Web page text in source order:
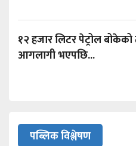
१२ हजार लिटर पेट्रोल बोकेको
आगलागी भएपछि...
पब्लिक विश्लेषण